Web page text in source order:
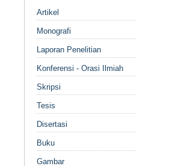
Artikel
Monografi
Laporan Penelitian
Konferensi - Orasi Ilmiah
Skripsi
Tesis
Disertasi
Buku
Gambar